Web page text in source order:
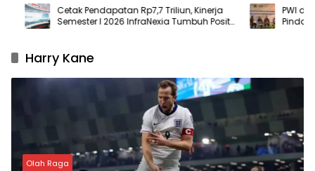
Cetak Pendapatan Rp7,7 Triliun, Kinerja
Semester I 2026 InfraNexia Tumbuh Positif
dan Perkuat Daya Saing Industri Digital
PWI dan
Pindar
Ilegal
Harry Kane
Olah Raga